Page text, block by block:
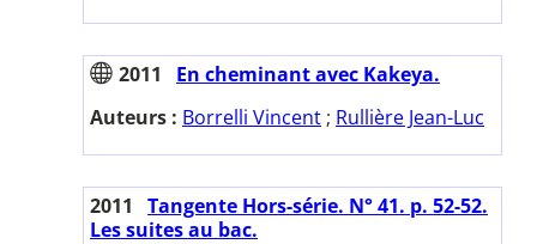
2011
En cheminant avec Kakeya.
Auteurs : Borrelli Vincent ; Rullière Jean-Luc
2011
Tangente Hors-série. N° 41. p. 52-52.
Les suites au bac.